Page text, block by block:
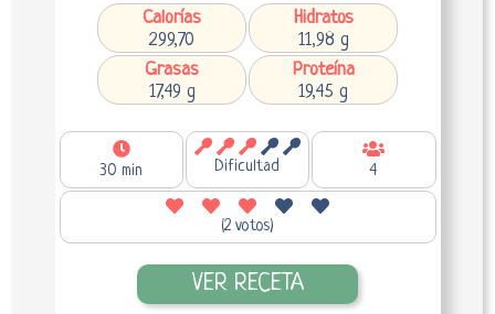
Calorías
299,70
Hidratos
11,98 g
Grasas
17,49 g
Proteína
19,45 g
30 min Dificultad 4
(2 votos)
VER RECETA